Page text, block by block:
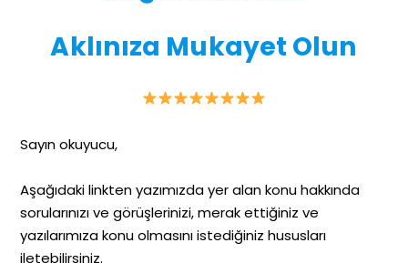
Aklınıza Mukayet Olun
Sayın okuyucu,
Aşağıdaki linkten yazımızda yer alan konu hakkında
sorularınızı ve görüşlerinizi, merak ettiğiniz ve
yazılarımıza konu olmasını istediğiniz hususları
iletebilirsiniz.